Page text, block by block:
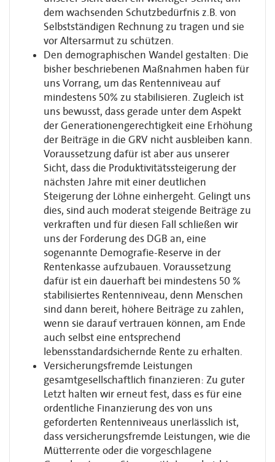
dem wachsenden Schutzbedürfnis z.B. von
Selbstständigen Rechnung zu tragen und sie
vor Altersarmut zu schützen.
Den demographischen Wandel gestalten: Die
bisher beschriebenen Maßnahmen haben für
uns Vorrang, um das Rentenniveau auf
mindestens 50% zu stabilisieren. Zugleich ist
uns bewusst, dass gerade unter dem Aspekt
der Generationengerechtigkeit eine Erhöhung
der Beiträge in die GRV nicht ausbleiben kann.
Voraussetzung dafür ist aber aus unserer
Sicht, dass die Produktivitätssteigerung der
nächsten Jahre mit einer deutlichen
Steigerung der Löhne einhergeht. Gelingt uns
dies, sind auch moderat steigende Beiträge zu
verkraften und für diesen Fall schließen wir
uns der Forderung des DGB an, eine
sogenannte Demografie-Reserve in der
Rentenkasse aufzubauen. Voraussetzung
dafür ist ein dauerhaft bei mindestens 50 %
stabilisiertes Rentenniveau, denn Menschen
sind dann bereit, höhere Beiträge zu zahlen,
wenn sie darauf vertrauen können, am Ende
auch selbst eine entsprechend
lebensstandardsichernde Rente zu erhalten.
Versicherungsfremde Leistungen
gesamtgesellschaftlich finanzieren: Zu guter
Letzt halten wir erneut fest, dass es für eine
ordentliche Finanzierung des von uns
geforderten Rentenniveaus unerlässlich ist,
dass versicherungsfremde Leistungen, wie die
Mütterrente oder die vorgeschlagene